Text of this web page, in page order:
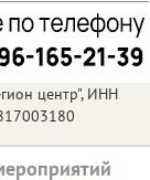
центр", ИНН